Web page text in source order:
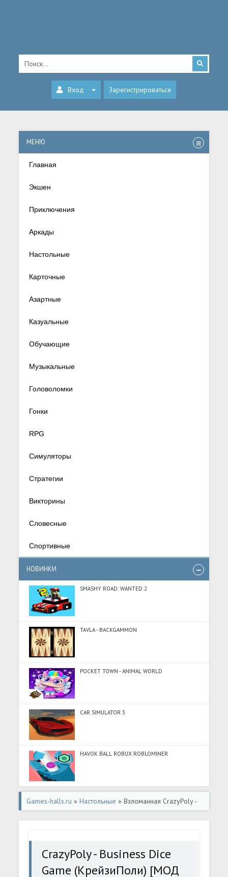
Вход Зарегистрироваться
МЕНЮ
Главная
Экшен
Приключения
Аркады
Настольные
Карточные
Азартные
Казуальные
Обучающие
Музыкальные
Головоломки
Гонки
RPG
Симуляторы
Стратегии
Викторины
Словесные
Спортивные
НОВИНКИ
SMASHY ROAD: WANTED 2
TAVLA - BACKGAMMON
POCKET TOWN - ANIMAL WORLD
CAR SIMULATOR 3
HAVOK BALL ROBUX ROBLOMINER
Games-halls.ru »Настольные » Взломанная CrazyPoly -
Business Dice Game (КрейзиПоли) [МОД Много денег] -
CrazyPoly - Business Dice
Game (КрейзиПоли) [МОД